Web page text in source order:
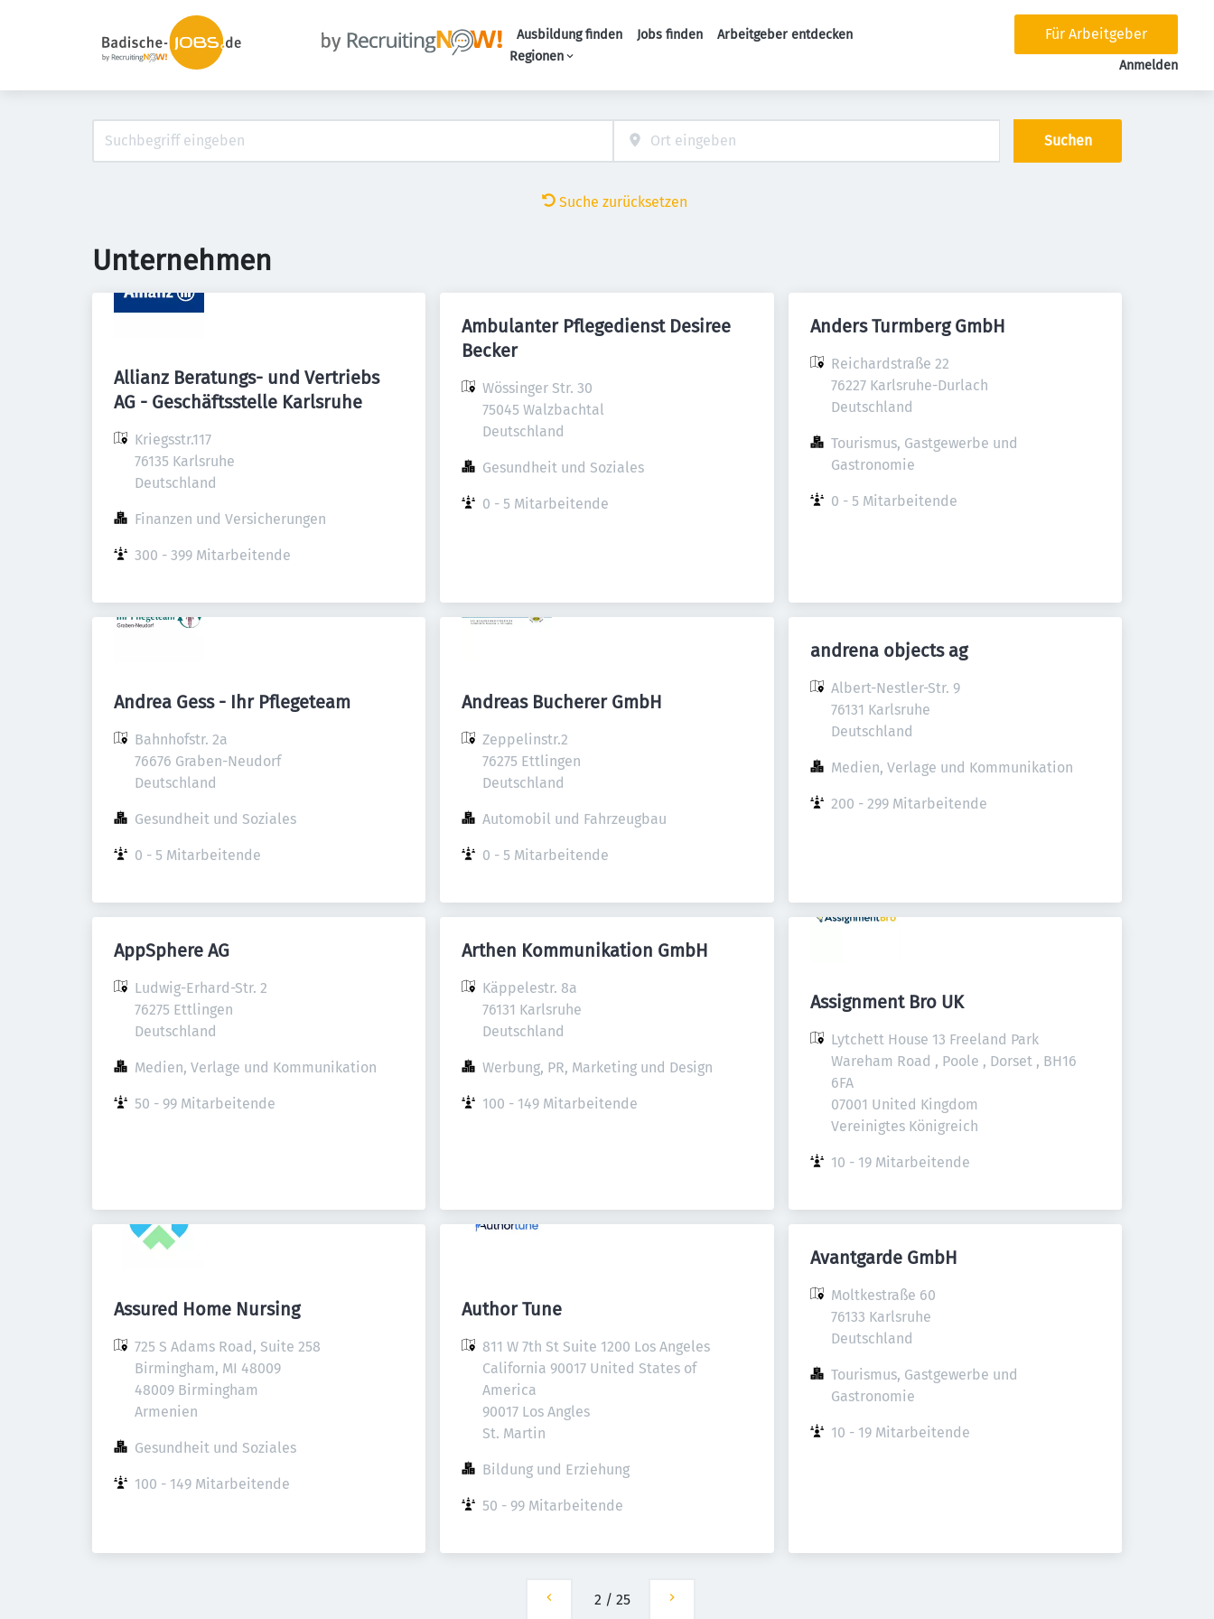
Ausbildung finden Jobs finden
Arbeitgeber entdecken
Regionen
Für Arbeitgeber
Anmelden
Suchen
Suche zurücksetzen
Unternehmen
Allianz Beratungs- und Vertriebs
AG - Geschäftsstelle Karlsruhe
Kriegsstr.117
76135 Karlsruhe
Deutschland
Finanzen und Versicherungen
300 - 399 Mitarbeitende
Ambulanter Pflegedienst Desiree
Becker
Wössinger Str. 30
75045 Walzbachtal
Deutschland
Gesundheit und Soziales
0 - 5 Mitarbeitende
Anders Turmberg GmbH
Reichardstraße 22
76227 Karlsruhe-Durlach
Deutschland
Tourismus, Gastgewerbe und
Gastronomie
0 - 5 Mitarbeitende
Andrea Gess - Ihr Pflegeteam
Bahnhofstr. 2a
76676 Graben-Neudorf
Deutschland
Gesundheit und Soziales
0 - 5 Mitarbeitende
Andreas Bucherer GmbH
Zeppelinstr.2
76275 Ettlingen
Deutschland
Automobil und Fahrzeugbau
0 - 5 Mitarbeitende
andrena objects ag
Albert-Nestler-Str. 9
76131 Karlsruhe
Deutschland
Medien, Verlage und Kommunikation
200 - 299 Mitarbeitende
AppSphere AG
Ludwig-Erhard-Str. 2
76275 Ettlingen
Deutschland
Medien, Verlage und Kommunikation
50 - 99 Mitarbeitende
Arthen Kommunikation GmbH
Käppelestr. 8a
76131 Karlsruhe
Deutschland
Werbung, PR, Marketing und Design
100 - 149 Mitarbeitende
Assignment Bro UK
Lytchett House 13 Freeland Park
Wareham Road , Poole , Dorset , BH16
6FA
07001 United Kingdom
Vereinigtes Königreich
10 - 19 Mitarbeitende
Assured Home Nursing
725 S Adams Road, Suite 258
Birmingham, MI 48009
48009 Birmingham
Armenien
Gesundheit und Soziales
100 - 149 Mitarbeitende
Author Tune
811 W 7th St Suite 1200 Los Angeles
California 90017 United States of
America
90017 Los Angles
St. Martin
Bildung und Erziehung
50 - 99 Mitarbeitende
Avantgarde GmbH
Moltkestraße 60
76133 Karlsruhe
Deutschland
Tourismus, Gastgewerbe und
Gastronomie
10 - 19 Mitarbeitende
2 / 25